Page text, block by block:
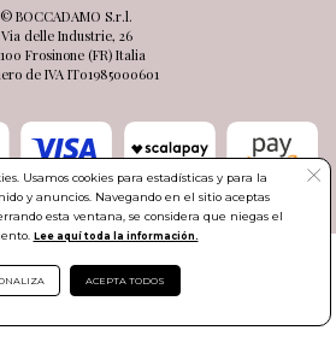
© BOCCADAMO S.r.l.
Via delle Industrie, 26
Frosinone (FR) Italia
de IVA IT01985000601
Usamos cookies para estadísticas y para la
y anuncios. Navegando en el sitio aceptas
esta ventana, se considera que niegas el
Lee aquí toda la información.
ACEPTA TODOS